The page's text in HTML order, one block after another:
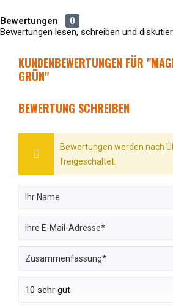
Bewertungen
0
Bewertungen lesen, schreiben und
KUNDENBEWERTUNGEN FÜR
GRÜN"
BEWERTUNG SCHREIBEN
Bewertungen werden nach
freigeschaltet.